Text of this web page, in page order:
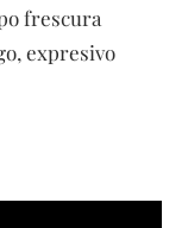
frescura
expresivo